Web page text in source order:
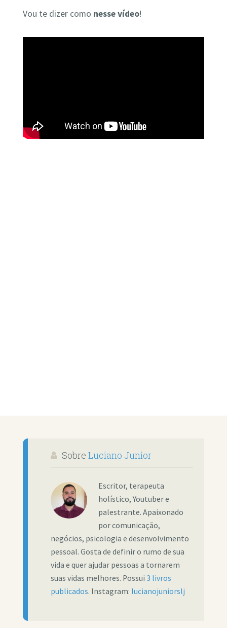
Vou te dizer como nesse vídeo!
Sobre Luciano Junior
Escritor, terapeuta
holístico, Youtuber e
palestrante. Apaixonado
por comunicação,
negócios, psicologia e desenvolvimento
pessoal. Gosta de definir o rumo de sua
vida e quer ajudar pessoas a tornarem
suas vidas melhores. Possui 3 livros
publicados. Instagram: lucianojuniorslj